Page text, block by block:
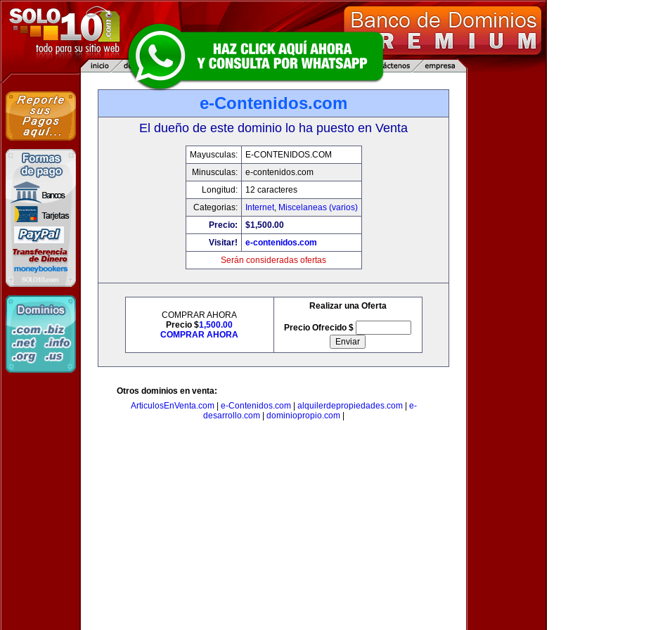
e-Contenidos.com
El dueño de este dominio lo ha puesto en Venta
Mayusculas:
E-CONTENIDOS.COM
Minusculas:
e-contenidos.com
Longitud:
12 caracteres
Categorias:
Internet, Miscelaneas (varios)
Precio:
$1,500.00
Visitar!
e-contenidos.com
Serán consideradas ofertas
COMPRAR AHORA
Precio $1,500.00
COMPRAR AHORA
Realizar una Oferta
Precio Ofrecido $
Otros dominios en venta:
ArticulosEnVenta.com| e-Contenidos.com| alquilerdepropiedades.com| e-
desarrollo.com| dominiopropio.com|